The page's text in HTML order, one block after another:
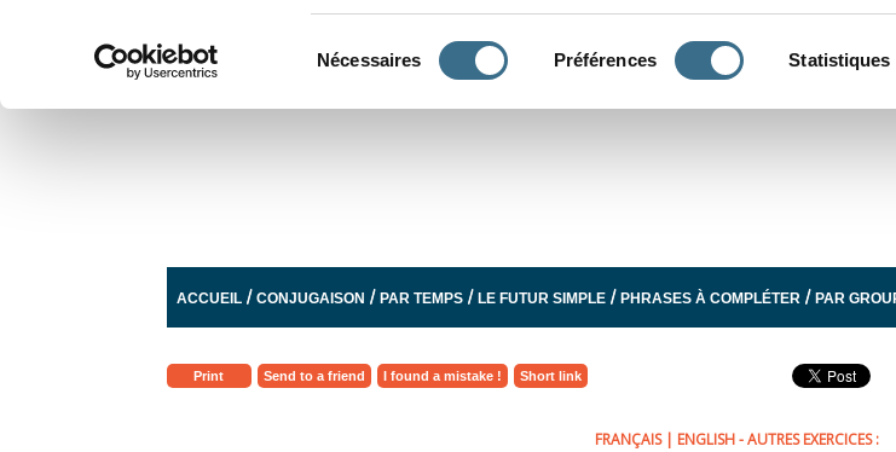
Nécessaires Préférences Statistiques
ACCUEIL /CONJUGAISON /PAR TEMPS /LE FUTUR SIMPLE /PHRASES À COMPLÉTER /PAR
Print Send to a friend I found a mistake ! Short link
FRANÇAIS| ENGLISH- AUTRES EXERCICES :